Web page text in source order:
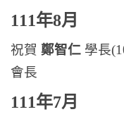
111年8月
祝賀 鄭智仁 學長
會長
111年7月